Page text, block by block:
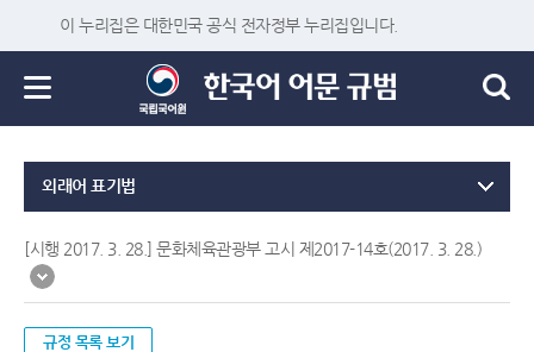
이 누리집은 대한민국 공식 전자정부 누리집입니다.
외래어 표기법
[시행 2017. 3. 28.] 문화체육관광부 고시 제2017-14호(2017. 3. 28.)
규정 목록 보기